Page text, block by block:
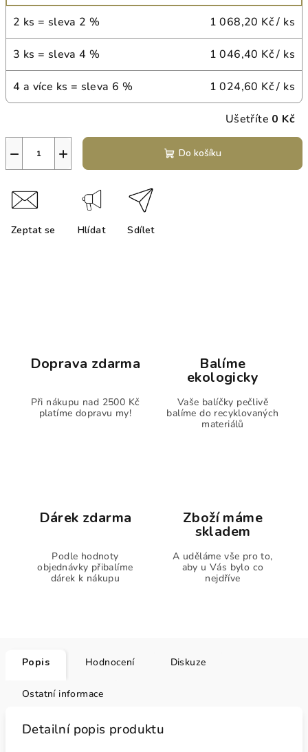
2 ks = sleva 2 % 1 068,20 Kč/ ks
3 ks = sleva 4 % 1 046,40 Kč/ ks
4 a více ks = sleva 6 % 1 024,60 Kč/ ks
Ušetříte 0 Kč
+
− Do košíku
Zeptat se Hlídat Sdílet
Doprava zdarma
Při nákupu nad 2500 Kč
platíme dopravu my!
Balíme
ekologicky
Vaše balíčky pečlivě
balíme do recyklovaných
materiálů
Dárek zdarma
Podle hodnoty
objednávky přibalíme
dárek k nákupu
Zboží máme
skladem
A uděláme vše pro to,
aby u Vás bylo co
nejdříve
Popis Hodnocení Diskuze
Ostatní informace
Detailní popis produktu